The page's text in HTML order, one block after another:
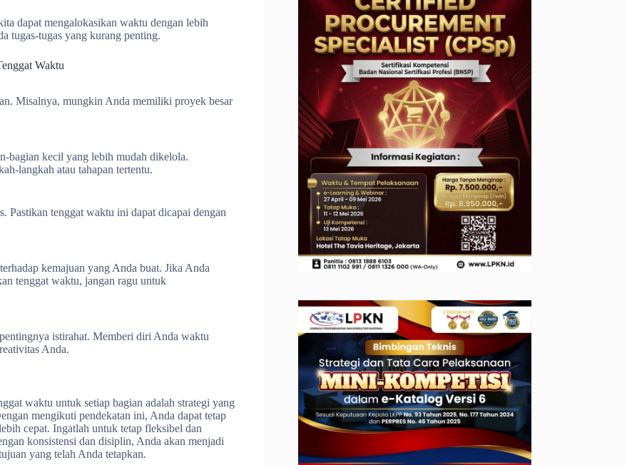
dapat mengalokasikan waktu dengan lebih
tugas-tugas yang kurang penting.
Waktu
Misalnya, mungkin Anda memiliki proyek besar
bagian kecil yang lebih mudah dikelola.
langkah atau tahapan tertentu.
Pastikan tenggat waktu ini dapat dicapai dengan
kemajuan yang Anda buat. Jika Anda
tenggat waktu, jangan ragu untuk
istirahat. Memberi diri Anda waktu
Anda.
waktu untuk setiap bagian adalah strategi yang
mengikuti pendekatan ini, Anda dapat tetap
cepat. Ingatlah untuk tetap fleksibel dan
konsistensi dan disiplin, Anda akan menjadi
yang telah Anda tetapkan.